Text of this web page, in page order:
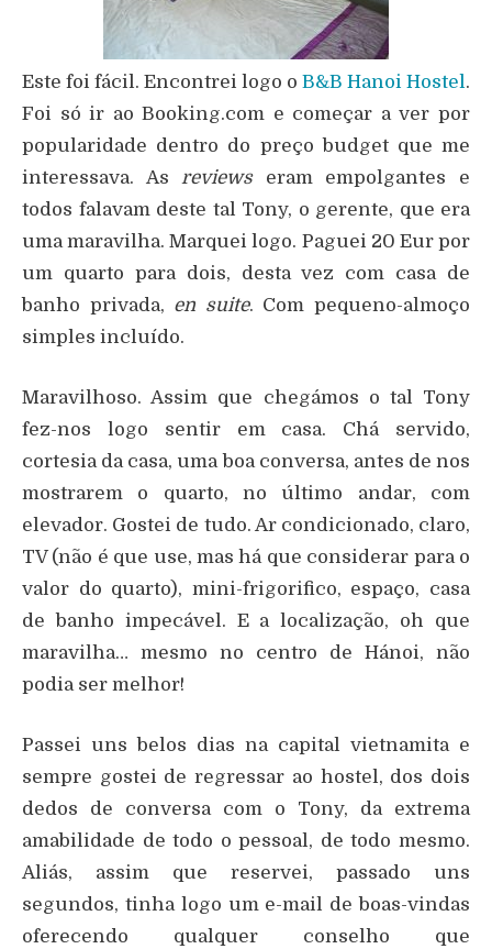
Este foi fácil. Encontrei logo o B&B Hanoi Hostel.
Foi só ir ao Booking.com e começar a ver por
popularidade dentro do preço budget que me
interessava. Asreviewseram empolgantes e
todos falavam deste tal Tony, o gerente, que era
uma maravilha. Marquei logo. Paguei 20 Eur por
um quarto para dois, desta vez com casa de
banho privada, en suite. Com pequeno-almoço
simples incluído.
Maravilhoso. Assim que chegámos o tal Tony
fez-nos logo sentir em casa. Chá servido,
cortesia da casa, uma boa conversa, antes de nos
mostrarem o quarto, no último andar, com
elevador. Gostei de tudo. Ar condicionado, claro,
TV (não é que use, mas há que considerar para o
valor do quarto), mini-frigorifico, espaço, casa
de banho impecável. E a localização, oh que
maravilha… mesmo no centro de Hánoi, não
podia ser melhor!
Passei uns belos dias na capital vietnamita e
sempre gostei de regressar ao hostel, dos dois
dedos de conversa com o Tony, da extrema
amabilidade de todo o pessoal, de todo mesmo.
Aliás, assim que reservei, passado uns
segundos, tinha logo um e-mail de boas-vindas
oferecendo qualquer conselho que